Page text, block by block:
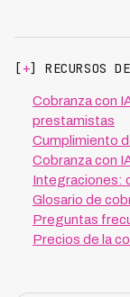
[ +] RECURSOS
Cobranza con
prestamistas
Cumplimiento
Cobranza con
Integraciones:
Glosario de
Preguntas
Precios de la